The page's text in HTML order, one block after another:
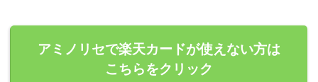
アミノリセで楽天カードが使えない方は
こちらをクリック